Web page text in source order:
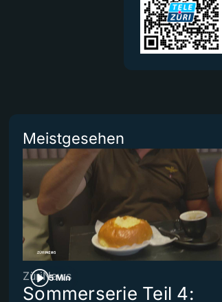
Meistgesehen
5 Min
ZüriNews
Sommerserie Teil 4: